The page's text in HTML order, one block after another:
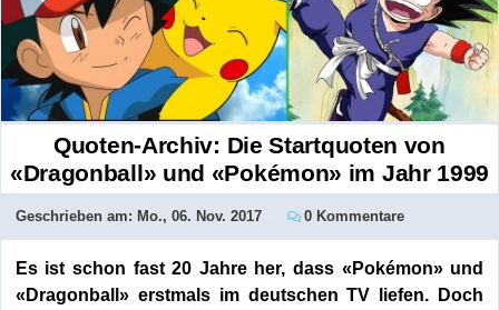
Quoten-Archiv: Die Startquoten von
«Dragonball» und «Pokémon» im Jahr 1999
Geschrieben am: Mo., 06. Nov. 2017 0 Kommentare
Es ist schon fast 20 Jahre her, dass «Pokémon» und
«Dragonball» erstmals im deutschen TV liefen. Doch